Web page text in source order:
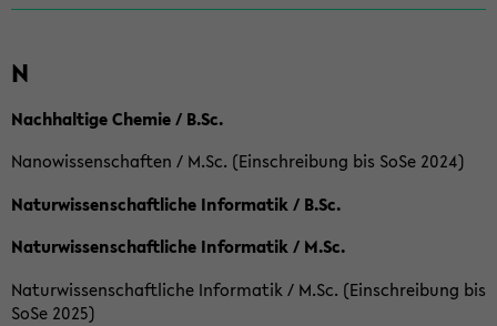
N
Nachhaltige Chemie / B.Sc.
Nanowissenschaften / M.Sc. (Einschreibung bis SoSe 2024)
Naturwissenschaftliche Informatik / B.Sc.
Naturwissenschaftliche Informatik / M.Sc.
Naturwissenschaftliche Informatik / M.Sc. (Einschreibung bis
SoSe 2025)